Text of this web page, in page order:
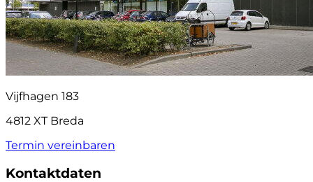
Vijfhagen 183
4812 XT Breda
Termin vereinbaren
Kontaktdaten